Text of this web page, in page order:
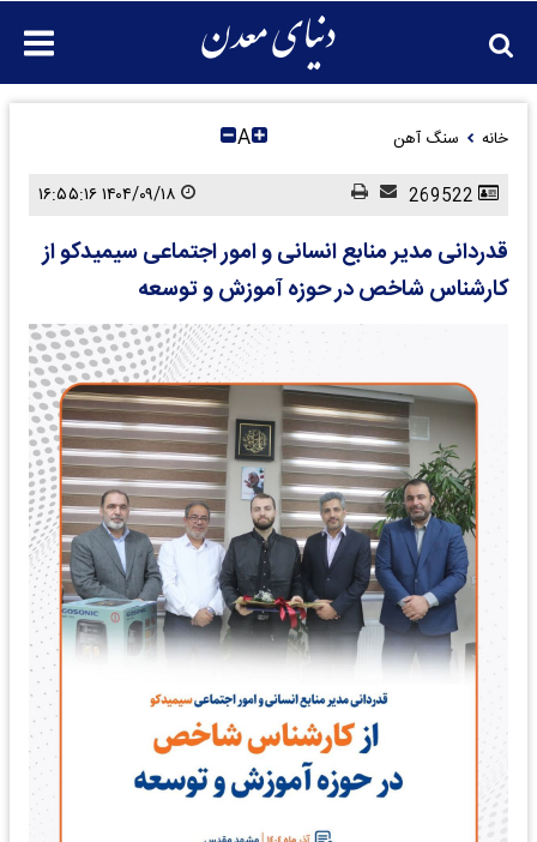
خانه سنگ آهن A
قدردانی مدیر منابع انسانی و امور اجتماعی سیمیدکو از
کارشناس شاخص در حوزه آموزش و توسعه